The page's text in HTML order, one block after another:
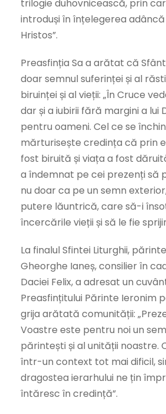
trilogie duhovnicească, prin
introduși în înțelegerea adâncă
Hristos”.
Preasfinția Sa a arătat că
doar semnul suferinței și al
biruinței și al vieții: „În Cruce
dar și a iubirii fără margini a lui
pentru oameni. Cel ce se
mărturisește credința că prin
fost biruită și viața a fost
a îndemnat pe cei prezenți să
nu doar ca pe un semn
putere lăuntrică, care să-i
încercările vieții și să le fie
La finalul Sfintei Liturghii,
Gheorghe Ianeș, consilier în
Daciei Felix, a adresat un
Preasfințitului Părinte Ieronim
grija arătată comunității:
Voastre este pentru noi un
părintești și al unității noastre.
într-un context tot mai dificil,
dragostea ierarhului ne țin
întăresc în credință”.